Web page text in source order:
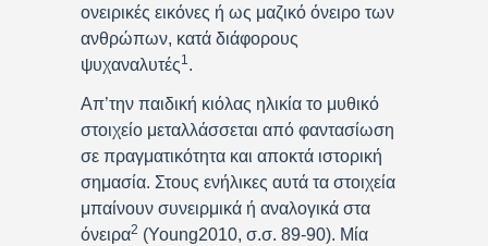
ονειρικές εικόνες ή ως μαζικό όνειρο των
ανθρώπων, κατά διάφορους
ψυχαναλυτές1 .
Απ’την παιδική κιόλας ηλικία το μυθικό
στοιχείο μεταλλάσσεται από φαντασίωση
σε πραγματικότητα και αποκτά ιστορική
σημασία. Στους ενήλικες αυτά τα στοιχεία
μπαίνουν συνειρμικά ή αναλογικά στα
όνειρα2 (Young2010, σ.σ. 89-90). Μία